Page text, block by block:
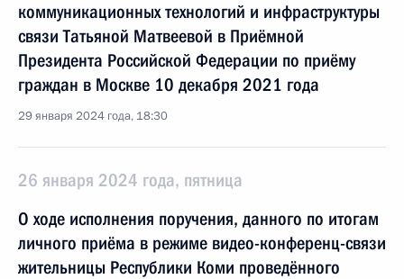
коммуникационных технологий и инфраструктуры
связи Татьяной Матвеевой в Приёмной
Президента Российской Федерации по приёму
граждан в Москве 10 декабря 2021 года
29 января 2024 года, 18:30
26 января 2024 года, пятница
О ходе исполнения поручения, данного по итогам
личного приёма в режиме видео-конференц-связи
жительницы Республики Коми проведённого